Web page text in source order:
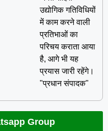
उद्योगिक गतिविधियों
में काम करने वाली
प्रतिभाओं का
परिचय कराता आया
है, आगे भी यह
प्रयास जारी रहेंगे।
"प्रधान संपादक"
Group